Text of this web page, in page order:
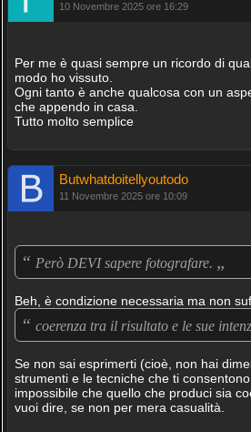
10 Novembre 2025 ore 16:29
Per me è quasi sempre un ricordo di
modo ho vissuto.
Ogni tanto è anche qualcosa con un
che appendo in casa.
Tutto molto semplice
Butwhatdoitellyoutodo
11 Novembre 2025 ore 10:09
“ Però DEVI sapere fotografare. „
Beh, è condizione necessaria ma non
“ coerenza tra il risultato e le sue
Se non sai esprimerti (cioè, non hai
strumenti e le tecniche che ti
impossibile che quello che produci sia
vuoi dire, se non per mera casualità.